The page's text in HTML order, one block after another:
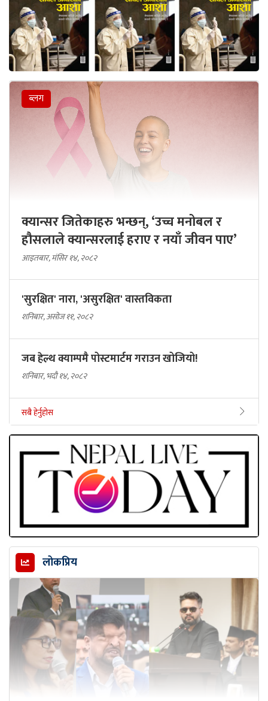
ब्लग
क्यान्सर जितेकाहरु भन्छन्, ‘उच्च मनोबल र
हौसलाले क्यान्सरलाई हराए र नयाँ जीवन पाए’
आइतबार, मंसिर १४, २०८२
'सुरक्षित' नारा, 'असुरक्षित' वास्तविकता
शनिबार, असोज ११, २०८२
जब हेल्थ क्याम्पमै पोस्टमार्टम गराउन खोजियो!
शनिबार, भदौ १४, २०८२
सबै हेर्नुहोस
लोकप्रिय